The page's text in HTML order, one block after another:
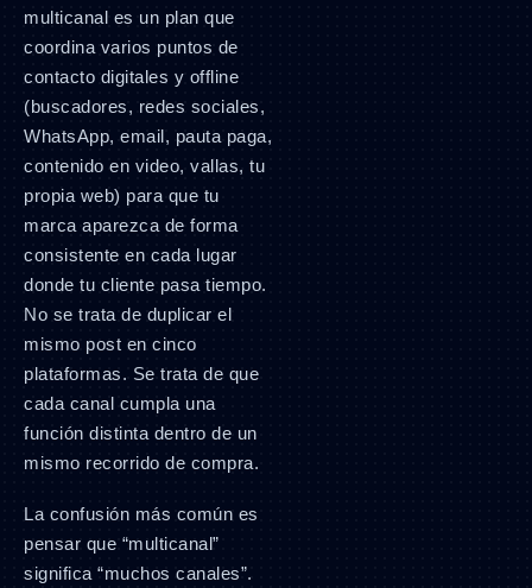
multicanal es un plan que
coordina varios puntos de
contacto digitales y offline
(buscadores, redes sociales,
WhatsApp, email, pauta paga,
contenido en video, vallas, tu
propia web) para que tu
marca aparezca de forma
consistente en cada lugar
donde tu cliente pasa tiempo.
No se trata de duplicar el
mismo post en cinco
plataformas. Se trata de que
cada canal cumpla una
función distinta dentro de un
mismo recorrido de compra.
La confusión más común es
pensar que “multicanal”
significa “muchos canales”.